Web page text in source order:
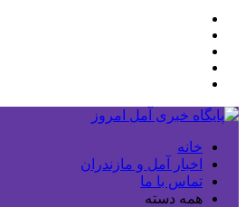
خانه
اخبار آمل و مازندران
تماس با ما
همه دسته